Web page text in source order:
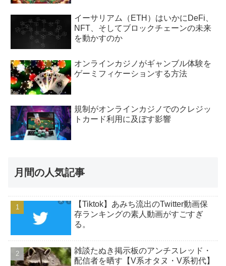
イーサリアム（ETH）はいかにDeFi、
NFT、そしてブロックチェーンの未来
を動かすのか
オンラインカジノがギャンブル体験を
ゲーミフィケーションする方法
規制がオンラインカジノでのクレジッ
トカード利用に及ぼす影響
月間の人気記事
【Tiktok】あみち流出のTwitter動画保
存ランキングの素人動画がすごすぎ
る。
雑談たぬき掲示板のアンチスレッド・
配信者を晒す【V系オタヌ・V系初代】